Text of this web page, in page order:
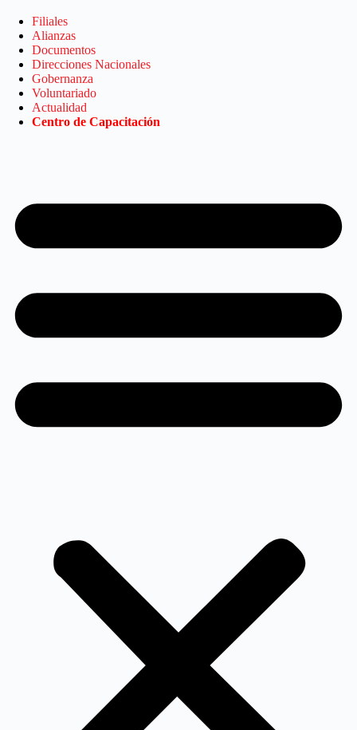
contenido
Filiales
Alianzas
Documentos
Direcciones Nacionales
Gobernanza
Voluntariado
Actualidad
Centro de Capacitación